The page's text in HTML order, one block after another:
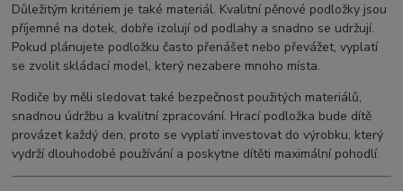
Důležitým kritériem je také materiál. Kvalitní pěnové podložky jsou
příjemné na dotek, dobře izolují od podlahy a snadno se udržují.
Pokud plánujete podložku často přenášet nebo převážet, vyplatí
se zvolit skládací model, který nezabere mnoho místa.
Rodiče by měli sledovat také bezpečnost použitých materiálů,
snadnou údržbu a kvalitní zpracování. Hrací podložka bude dítě
provázet každý den, proto se vyplatí investovat do výrobku, který
vydrží dlouhodobé používání a poskytne dítěti maximální pohodlí.